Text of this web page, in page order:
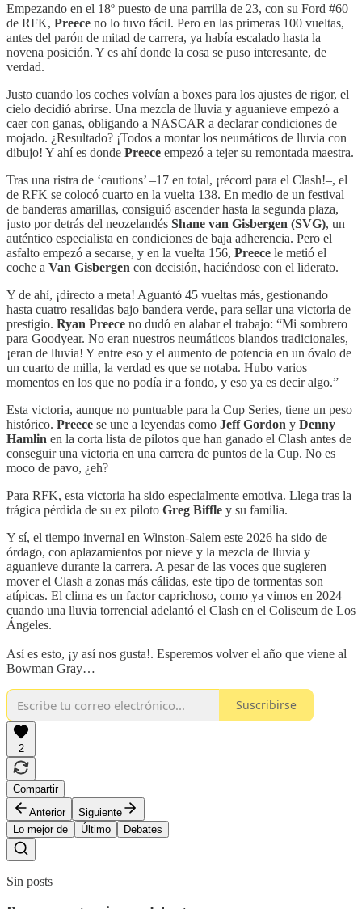
Empezando en el 18º puesto de una parrilla de 23, con su Ford #60
de RFK, Preece no lo tuvo fácil. Pero en las primeras 100 vueltas,
antes del parón de mitad de carrera, ya había escalado hasta la
novena posición. Y es ahí donde la cosa se puso interesante, de
verdad.
Justo cuando los coches volvían a boxes para los ajustes de rigor, el
cielo decidió abrirse. Una mezcla de lluvia y aguanieve empezó a
caer con ganas, obligando a NASCAR a declarar condiciones de
mojado. ¿Resultado? ¡Todos a montar los neumáticos de lluvia con
dibujo! Y ahí es donde Preece empezó a tejer su remontada maestra.
Tras una ristra de ‘cautions’ –17 en total, ¡récord para el Clash!–, el
de RFK se colocó cuarto en la vuelta 138. En medio de un festival
de banderas amarillas, consiguió ascender hasta la segunda plaza,
justo por detrás del neozelandés Shane van Gisbergen (SVG), un
auténtico especialista en condiciones de baja adherencia. Pero el
asfalto empezó a secarse, y en la vuelta 156, Preece le metió el
coche a Van Gisbergen con decisión, haciéndose con el liderato.
Y de ahí, ¡directo a meta! Aguantó 45 vueltas más, gestionando
hasta cuatro resalidas bajo bandera verde, para sellar una victoria de
prestigio. Ryan Preece no dudó en alabar el trabajo: “Mi sombrero
para Goodyear. No eran nuestros neumáticos blandos tradicionales,
¡eran de lluvia! Y entre eso y el aumento de potencia en un óvalo de
un cuarto de milla, la verdad es que se notaba. Hubo varios
momentos en los que no podía ir a fondo, y eso ya es decir algo.”
Esta victoria, aunque no puntuable para la Cup Series, tiene un peso
histórico. Preece se une a leyendas como Jeff Gordon y Denny
Hamlin en la corta lista de pilotos que han ganado el Clash antes de
conseguir una victoria en una carrera de puntos de la Cup. No es
moco de pavo, ¿eh?
Para RFK, esta victoria ha sido especialmente emotiva. Llega tras la
trágica pérdida de su ex piloto Greg Biffle y su familia.
Y sí, el tiempo invernal en Winston-Salem este 2026 ha sido de
órdago, con aplazamientos por nieve y la mezcla de lluvia y
aguanieve durante la carrera. A pesar de las voces que sugieren
mover el Clash a zonas más cálidas, este tipo de tormentas son
atípicas. El clima es un factor caprichoso, como ya vimos en 2024
cuando una lluvia torrencial adelantó el Clash en el Coliseum de Los
Ángeles.
Así es esto, ¡y así nos gusta!. Esperemos volver el año que viene al
Bowman Gray…
Suscribirse
2
Compartir
Anterior
Siguiente
Lo mejor de
Último Debates
Sin posts